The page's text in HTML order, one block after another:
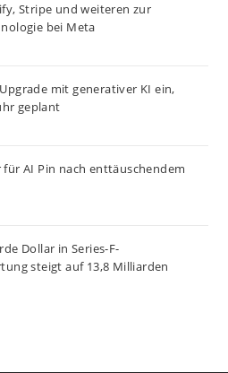
Stripe und weiteren zur
bei Meta
mit generativer KI ein,
geplant
AI Pin nach enttäuschendem
Dollar in Series-F-
steigt auf 13,8 Milliarden